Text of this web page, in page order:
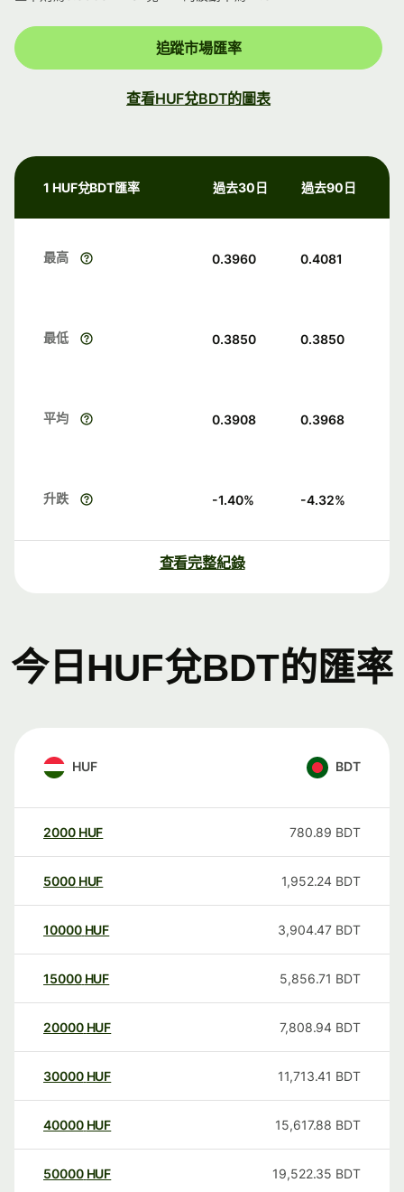
追蹤市場匯率
查看HUF兌BDT的圖表
1 HUF兌BDT匯率 過去30日 過去90日
最高 0.3960 0.4081
最低 0.3850 0.3850
平均 0.3908 0.3968
升跌 -1.40% -4.32%
查看完整紀錄
今日HUF兌BDT的匯率
HUF BDT
2000 HUF 780.89 BDT
5000 HUF 1,952.24 BDT
10000 HUF 3,904.47 BDT
15000 HUF 5,856.71 BDT
20000 HUF 7,808.94 BDT
30000 HUF 11,713.41 BDT
40000 HUF 15,617.88 BDT
50000 HUF 19,522.35 BDT